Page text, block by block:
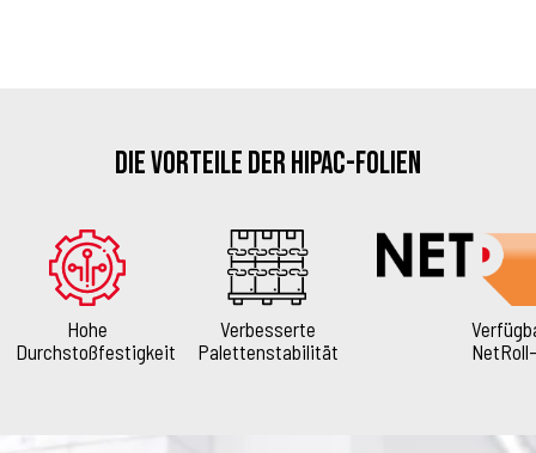
Die Vorteile der HIPAC-Folien
Hohe
Durchstoßfestigkeit
Verbesserte
Palettenstabilität